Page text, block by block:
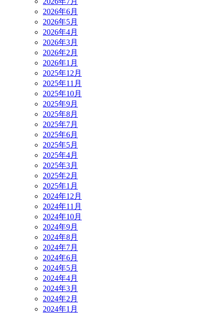
2026年6月
2026年5月
2026年4月
2026年3月
2026年2月
2026年1月
2025年12月
2025年11月
2025年10月
2025年9月
2025年8月
2025年7月
2025年6月
2025年5月
2025年4月
2025年3月
2025年2月
2025年1月
2024年12月
2024年11月
2024年10月
2024年9月
2024年8月
2024年7月
2024年6月
2024年5月
2024年4月
2024年3月
2024年2月
2024年1月